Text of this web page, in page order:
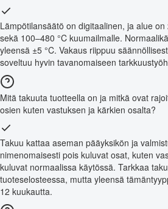
Lämpötilansäätö on digitaalinen, ja alue
sekä 100–480 °C kuumailmalle.
yleensä ±5 °C. Vakaus riippuu
soveltuu hyvin tavanomaiseen
Mitä takuuta tuotteella on ja mitkä ovat
osien kuten vastuksen ja kärkien osalta?
Takuu kattaa aseman pääyksikön ja
nimenomaisesti pois kuluvat osat, kuten
kuluvat normaalissa käytössä. Tarkkaa
tuoteselosteessa, mutta yleensä
12 kuukautta.